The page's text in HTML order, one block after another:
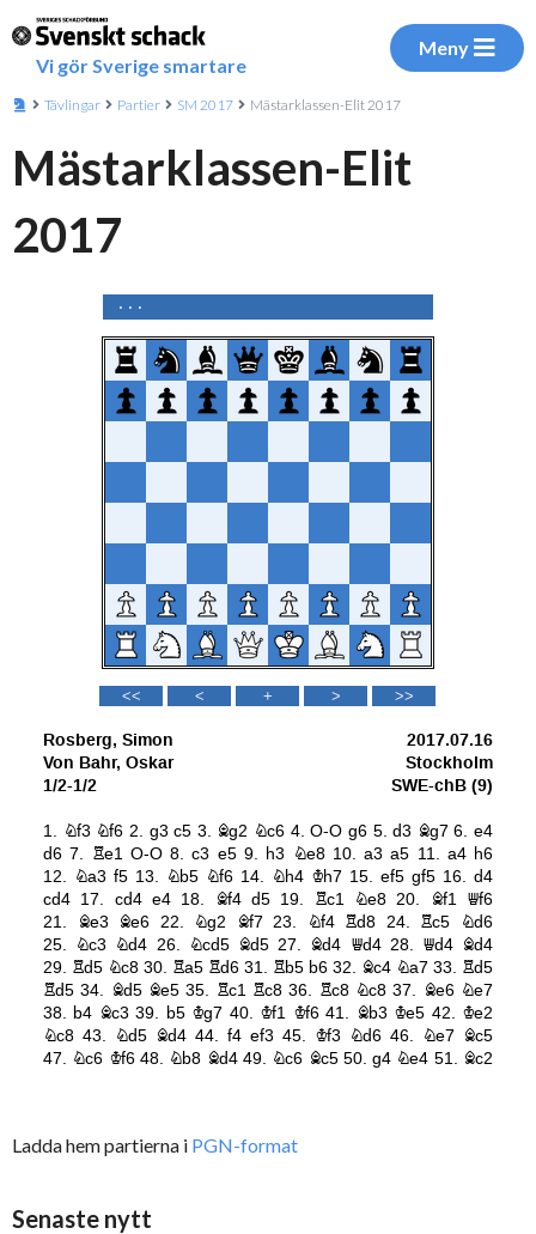
Vi gör Sverige smartare
Meny
Tävlingar Partier SM 2017 Mästarklassen-Elit 2017
Mästarklassen-Elit
2017
Ladda hem partierna i PGN-format
Senaste nytt